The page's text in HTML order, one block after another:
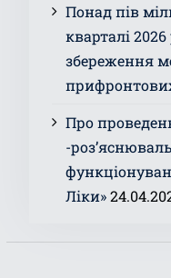
Понад пів
кварталі
збереження
Про
-
Ліки»